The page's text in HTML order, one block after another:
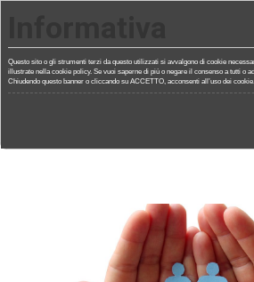
Questo sito o gli strumenti terzi da questo utilizzati si avvalgono di cookie
illustrate nella cookie policy. Se vuoi saperne di più o negare il consenso a tutti o
Chiudendo questo banner o cliccando su ACCETTO, acconsenti all’uso dei cookie.
WELFARE